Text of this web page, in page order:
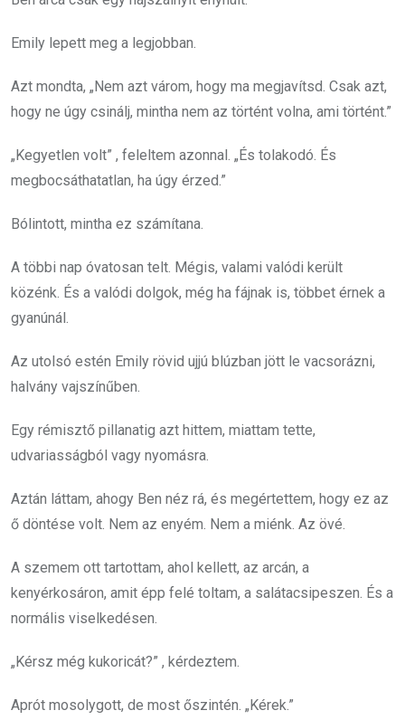
Emily lepett meg a legjobban.
Azt mondta, „Nem azt várom, hogy ma megjavítsd. Csak azt,
hogy ne úgy csinálj, mintha nem az történt volna, ami történt.”
„Kegyetlen volt” , feleltem azonnal. „És tolakodó. És
megbocsáthatatlan, ha úgy érzed.”
Bólintott, mintha ez számítana.
A többi nap óvatosan telt. Mégis, valami valódi került
közénk. És a valódi dolgok, még ha fájnak is, többet érnek a
gyanúnál.
Az utolsó estén Emily rövid ujjú blúzban jött le vacsorázni,
halvány vajszínűben.
Egy rémisztő pillanatig azt hittem, miattam tette,
udvariasságból vagy nyomásra.
Aztán láttam, ahogy Ben néz rá, és megértettem, hogy ez az
ő döntése volt. Nem az enyém. Nem a miénk. Az övé.
A szemem ott tartottam, ahol kellett, az arcán, a
kenyérkosáron, amit épp felé toltam, a salátacsipeszen. És a
normális viselkedésen.
„Kérsz még kukoricát?” , kérdeztem.
Aprót mosolygott, de most őszintén. „Kérek.”